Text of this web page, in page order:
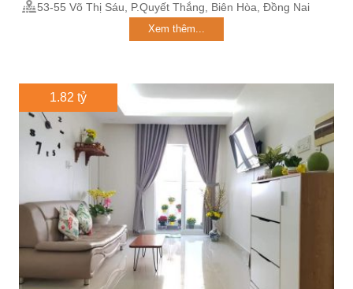
53-55 Võ Thị Sáu, P.Quyết Thắng, Biên Hòa, Đồng Nai
Xem thêm...
1.82 tỷ